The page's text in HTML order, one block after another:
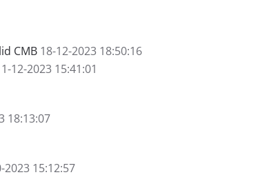
CMB 18-12-2023 18:50:16
12-2023 15:41:01
18:13:07
2023 15:12:57